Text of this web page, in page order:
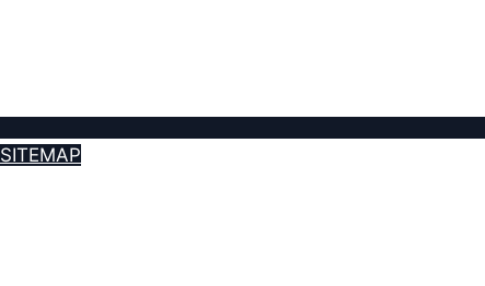
SITEMAP